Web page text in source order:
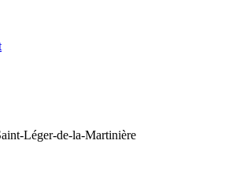
Léger-de-la-Martinière